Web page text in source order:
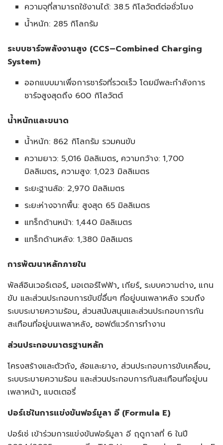
ความจุที่สามารถใช้งานได้: 38.5 กิโลวัตต์ต่อชั่วโมง
น้ำหนัก: 285 กิโลกรัม
ระบบชาร์จพลังงานสูง (CCS–Combined Charging
System)
ออกแบบมาเพื่อการชาร์จที่รวดเร็ว โดยมีพละกำลังการ
ชาร์จสูงสุดถึง 600 กิโลวัตต์
น้ำหนักและขนาด
น้ำหนัก: 862 กิโลกรัม รวมคนขับ
ความยาว: 5,016 มิลลิเมตร, ความกว้าง: 1,700
มิลลิเมตร, ความสูง: 1,023 มิลลิเมตร
ระยะฐานล้อ: 2,970 มิลลิเมตร
ระยะห่างจากพื้น: สูงสุด 65 มิลลิเมตร
แทร็กด้านหน้า: 1,440 มิลลิเมตร
แทร็กด้านหลัง: 1,380 มิลลิเมตร
การพัฒนาหลักภายใน
พัลส์อินเวอร์เตอร์, มอเตอร์ไฟฟ้า, เกียร์, ระบบความต่าง, แกน
ขับ และส่วนประกอบการขับขี่อื่นๆ ที่อยู่บนเพลาหลัง รวมถึง
ระบบระบายความร้อน, ส่วนสนับสนุนและส่วนประกอบการกัน
สะเทือนที่อยู่บนเพลาหลัง, ซอฟต์แวร์การทำงาน
ส่วนประกอบมาตรฐานหลัก
โครงสร้างและตัวถัง, ล้อและยาง, ส่วนประกอบการขับเคลื่อน,
ระบบระบายความร้อน และส่วนประกอบการกันสะเทือนที่อยู่บน
เพลาหน้า, แบตเตอรี่
ปอร์เช่ในการแข่งขันฟอร์มูลา อี (Formula E)
ปอร์เช่ เข้าร่วมการแข่งขันฟอร์มูลา อี ฤดูกาลที่ 6 ในปี